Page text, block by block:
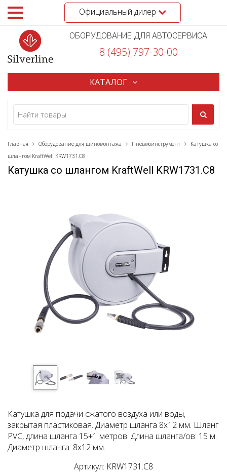
Официальный дилер
ОБОРУДОВАНИЕ ДЛЯ АВТОСЕРВИСА
8 (495) 797-30-00
КАТАЛОГ
Главная Оборудование для шиномонтажа Пневмоинструмент
Катушка со
шлангом KraftWell KRW1731.C8
Катушка со шлангом KraftWell KRW1731.C8
Катушка для подачи сжатого воздуха или воды,
закрытая пластиковая. Диаметр шланга 8х12 мм. Шланг
PVC, длина шланга 15+1 метров. Длина шланга/ов: 15 м.
Диаметр шланга: 8х12 мм.
Артикул: KRW1731.C8